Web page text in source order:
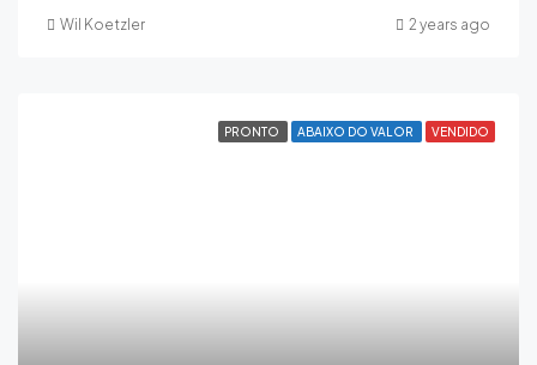
Wil Koetzler 2 years ago
PRONTO ABAIXO DO VALOR VENDIDO